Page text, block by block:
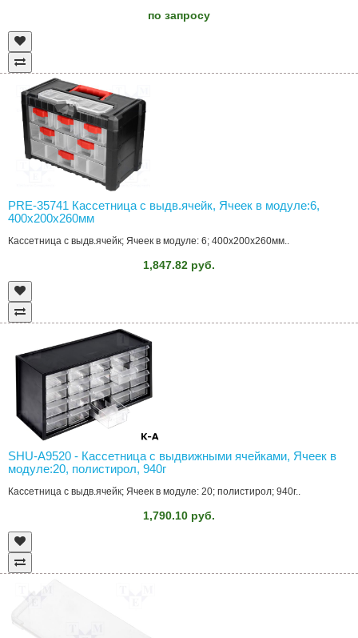
по запросу
PRE-35741 Кассетница с выдв.ячейк, Ячеек в модуле:6,
400x200x260мм
Кассетница с выдв.ячейк; Ячеек в модуле: 6; 400x200x260мм..
1,847.82 руб.
SHU-A9520 - Кассетница с выдвижными ячейками, Ячеек в
модуле:20, полистирол, 940г
Кассетница с выдв.ячейк; Ячеек в модуле: 20; полистирол; 940г..
1,790.10 руб.